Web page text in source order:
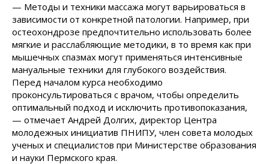
— Методы и техники массажа могут варьироваться в
зависимости от конкретной патологии. Например, при
остеохондрозе предпочтительно использовать более
мягкие и расслабляющие методики, в то время как при
мышечных спазмах могут применяться интенсивные
мануальные техники для глубокого воздействия.
Перед началом курса необходимо
проконсультироваться с врачом, чтобы определить
оптимальный подход и исключить противопоказания,
— отмечает Андрей Долгих, директор Центра
молодежных инициатив ПНИПУ, член совета молодых
ученых и специалистов при Министерстве образования
и науки Пермского края.